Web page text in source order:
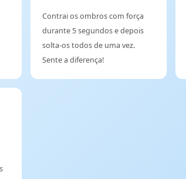
Contrai os ombros com força
durante 5 segundos e depois
solta-os todos de uma vez.
Sente a diferença!